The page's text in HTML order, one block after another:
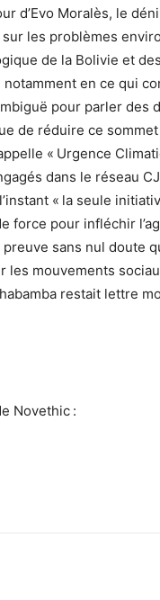
d’Evo Moralès, le
les problèmes
de la Bolivie et
en ce qui
pour parler des
de réduire ce
« Urgence
dans le réseau
« la seule
force pour infléchir
sans nul doute
les mouvements
restait lettre
Novethic :